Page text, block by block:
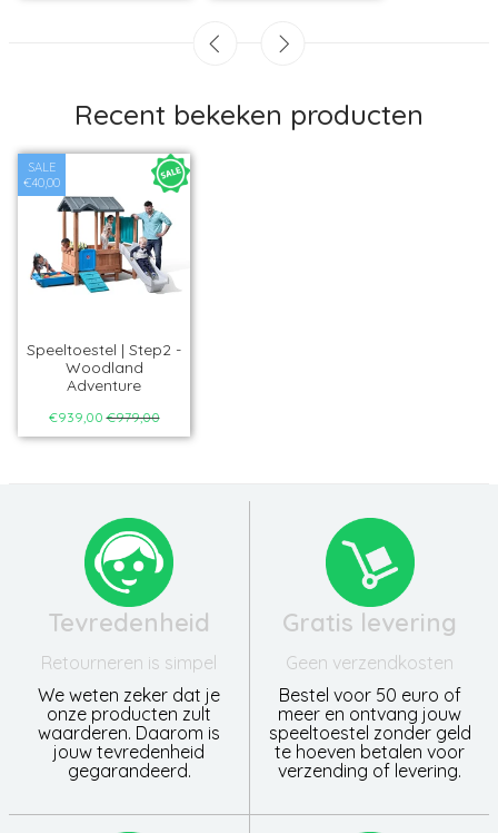
Recent bekeken producten
SALE
€40,00
Speeltoestel | Step2 -
Woodland
Adventure
€939,00 €979,00
Tevredenheid
Retourneren is simpel
We weten zeker dat je
onze producten zult
waarderen. Daarom is
jouw tevredenheid
gegarandeerd.
Gratis levering
Geen verzendkosten
Bestel voor 50 euro of
meer en ontvang jouw
speeltoestel zonder geld
te hoeven betalen voor
verzending of levering.